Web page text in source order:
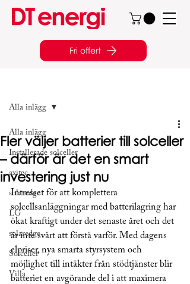
Fri offert
Alla inlägg
Installerade solceller
axitec
solaredge
LG
solaredge
Solceller
Villa
Alla inlägg
Fler väljer batterier till solceller
– därför är det en smart
investering just nu
Intresset för att komplettera
solcellsanläggningar med batterilagring har
ökat kraftigt under det senaste året och det
är inte svårt att förstå varför. Med dagens
elpriser, nya smarta styrsystem och
möjlighet till intäkter från stödtjänster blir
batteriet en avgörande del i att maximera